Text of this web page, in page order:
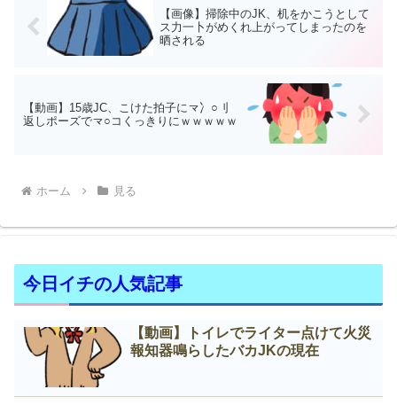
【画像】掃除中のJK、机をかこうとして
ス力一卜がめくれ上がってしまったのを
晒される
【動画】15歳JC、こけた拍子に龴冫○刂
返しポーズで龴○コくっきりにｗｗｗｗｗ
ホーム 見る
今日イチの人気記事
【動画】トイレでライター点けて火災
報知器鳴らしたバカJKの現在